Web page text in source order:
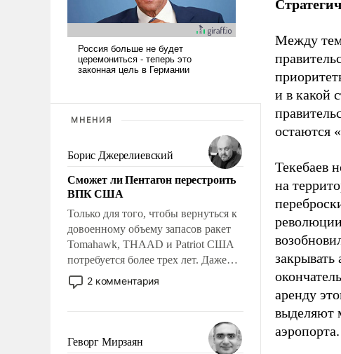
МНЕНИЯ
Борис Джерелиевский
Сможет ли Пентагон перестроить
ВПК США
Только для того, чтобы вернуться к
довоенному объему запасов ракет
Tomahawk, THAAD и Patriot США
потребуется более трех лет. Даже
небольшая война с Ираном
опустошила американские
уязвимости США, например, перед
2 комментария
Геворг Мирзаян
Между тем
и в какой
остаются
Текебаев
на
закрывать
аренду
выделяют
аэропорта.